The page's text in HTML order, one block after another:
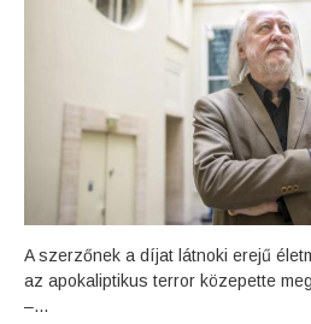
A szerzőnek a díjat látnoki erejű
az apokaliptikus terror közepette
–...